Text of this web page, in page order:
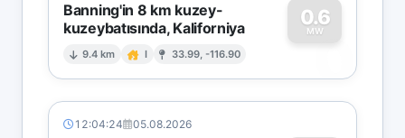
Banning'in 8 km kuzey-
kuzeybatısında, Kaliforniya
9.4 km I 33.99, -116.90
0.6
MW
0
12:04:24 05.08.2026